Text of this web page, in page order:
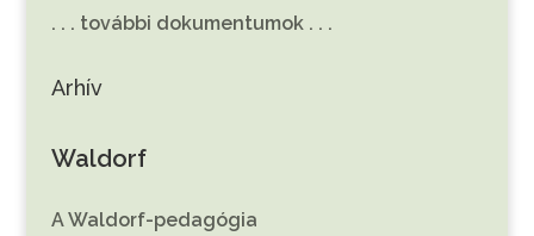
. . . további dokumentumok . . .
Arhív
Waldorf
A Waldorf-pedagógia